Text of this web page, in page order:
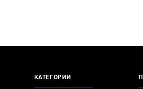
КАТЕГОРИИ